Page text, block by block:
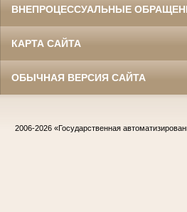
ВНЕПРОЦЕССУАЛЬНЫЕ
КАРТА САЙТА
ОБЫЧНАЯ ВЕРСИЯ САЙТА
2006-2026 «Государственная